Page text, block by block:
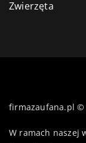
Zwierzęta
firmazaufana.pl ©
W ramach naszej